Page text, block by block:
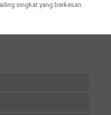
singkat yang berkesan.